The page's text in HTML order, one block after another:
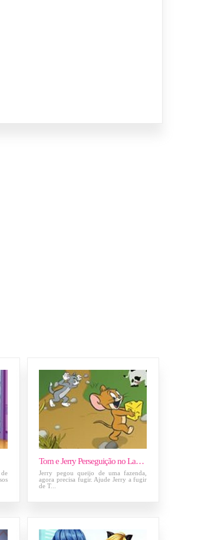
Tom e Jerry Perseguição no Labirinto
Jerry pegou queijo de uma fazenda,
agora precisa fugir. Ajude Jerry a fugir
de T...